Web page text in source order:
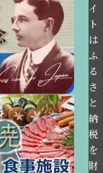
イ
ト
は
ふ
る
さ
と
納
税
を
財